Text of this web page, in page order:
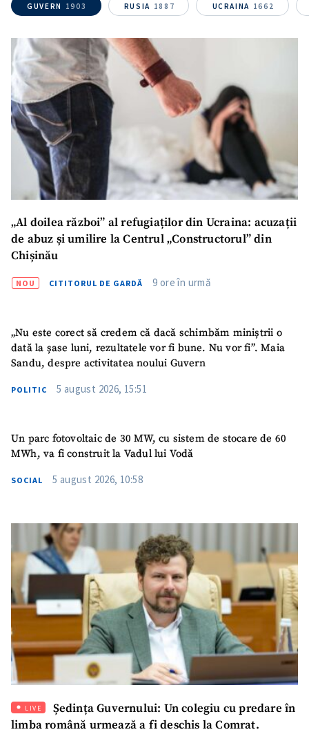
GUVERN 1903 RUSIA 1887 UCRAINA 1662
„Al doilea război” al refugiaților din Ucraina: acuzații
de abuz și umilire la Centrul „Constructorul” din
Chișinău
NOU CITITORUL DE GARDĂ 9 ore în urmă
„Nu este corect să credem că dacă schimbăm miniștrii o
dată la șase luni, rezultatele vor fi bune. Nu vor fi”. Maia
Sandu, despre activitatea noului Guvern
POLITIC 5 august 2026, 15:51
Un parc fotovoltaic de 30 MW, cu sistem de stocare de 60
MWh, va fi construit la Vadul lui Vodă
SOCIAL 5 august 2026, 10:58
LIVE
Ședința Guvernului: Un colegiu cu predare în
limba română urmează a fi deschis la Comrat.